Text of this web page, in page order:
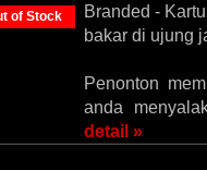
of Stock
Branded -
bakar di ujung
Penonton
anda
detail »